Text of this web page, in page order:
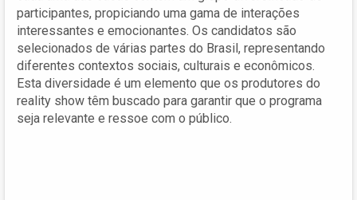
participantes, propiciando uma gama de interações
interessantes e emocionantes. Os candidatos são
selecionados de várias partes do Brasil, representando
diferentes contextos sociais, culturais e econômicos.
Esta diversidade é um elemento que os produtores do
reality show têm buscado para garantir que o programa
seja relevante e ressoe com o público.